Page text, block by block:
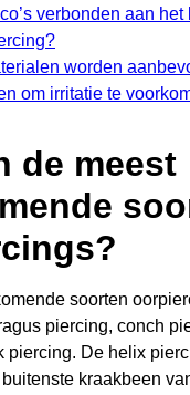
verbonden aan het
worden
om irritatie te
de meest
soorten
piercing, conch
piercing. De helix
kraakbeen